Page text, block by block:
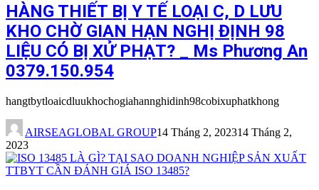
HÀNG THIẾT BỊ Y TẾ LOẠI C, D LƯU
KHO CHỜ GIAN HẠN NGHỊ ĐỊNH 98
LIỆU CÓ BỊ XỬ PHẠT? _ Ms Phương An
0379.150.954
hangtbytloaicdluukhochogiahannghidinh98cobixuphatkhong
AIRSEAGLOBAL GROUP14 Tháng 2, 202314 Tháng 2,
2023